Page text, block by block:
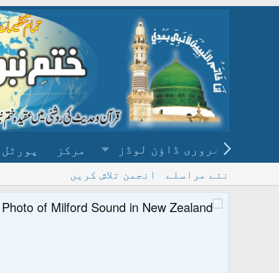
ضروری ڈاؤن لوڈز مرکز پورٹل
نئے مراسلے انجمن تلاش کریں